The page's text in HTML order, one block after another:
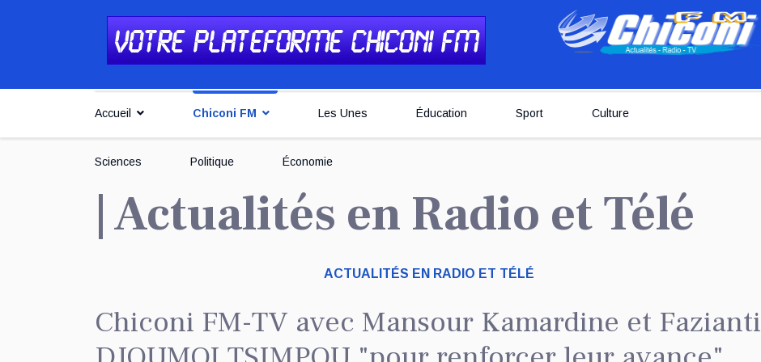
Accueil Chiconi FM Les Unes Éducation Sport Culture
Sciences Politique Économie
| Actualités en Radio et Télé
ACTUALITÉS EN RADIO ET TÉLÉ
Chiconi FM-TV avec Mansour Kamardine et Fazianti